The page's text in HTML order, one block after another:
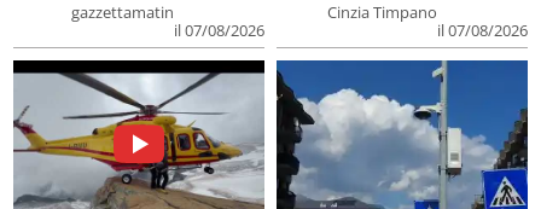
gazzettamatin
il 07/08/2026
Cinzia Timpano
il 07/08/2026